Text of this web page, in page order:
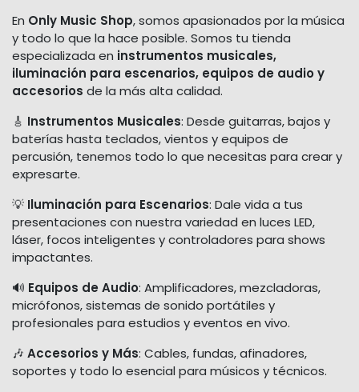
En Only Music Shop, somos apasionados por la música
y todo lo que la hace posible. Somos tu tienda
especializada en instrumentos musicales,
iluminación para escenarios, equipos de audio y
accesorios de la más alta calidad.
🎸 Instrumentos Musicales: Desde guitarras, bajos y
baterías hasta teclados, vientos y equipos de
percusión, tenemos todo lo que necesitas para crear y
expresarte.
💡 Iluminación para Escenarios: Dale vida a tus
presentaciones con nuestra variedad en luces LED,
láser, focos inteligentes y controladores para shows
impactantes.
🔊 Equipos de Audio: Amplificadores, mezcladoras,
micrófonos, sistemas de sonido portátiles y
profesionales para estudios y eventos en vivo.
🎶 Accesorios y Más: Cables, fundas, afinadores,
soportes y todo lo esencial para músicos y técnicos.